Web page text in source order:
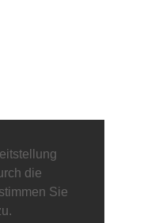
die
Sie
Kontakt